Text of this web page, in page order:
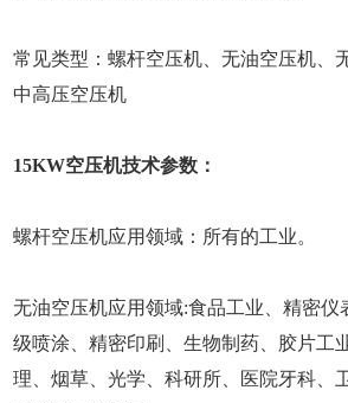
常见类型：螺杆空压机、无油空压机、
中高压空压机
15KW空压机技术参数：
螺杆空压机应用领域：所有的工业。
无油空压机应用领域:食品工业、精密仪
级喷涂、精密印刷、生物制药、胶片工
理、烟草、光学、科研所、医院牙科、